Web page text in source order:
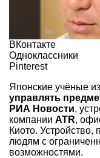
ВКонтакте
Одноклассники
Pinterest
Японские учёные
управлять
РИА Новости,
компании ATR,
Киото. Устройство,
людям с
возможностями.